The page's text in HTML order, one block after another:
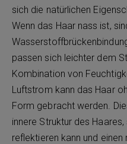
sich die natürlichen
Wenn das Haar nass ist,
passen sich leichter dem
Kombination von
Luftstrom kann das Haar
Form gebracht werden.
innere Struktur des
reflektieren kann und einen